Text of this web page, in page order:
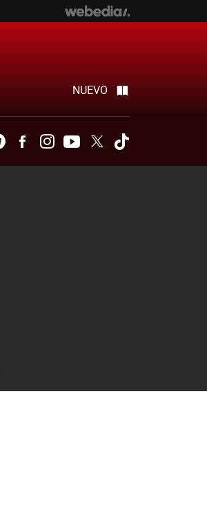
NUEVO
TelegramFacebookInstagramYoutubeTwitter